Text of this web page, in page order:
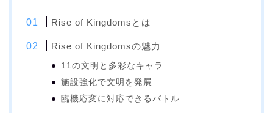
Rise of Kingdomsとは
Rise of Kingdomsの魅力
11の文明と多彩なキャラ
施設強化で文明を発展
臨機応変に対応できるバトル